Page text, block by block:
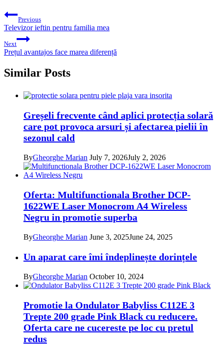
Post
navigation
Previous
Televizor ieftin pentru familia mea
Next
Prețul avantajos face marea diferență
Similar Posts
Greșeli frecvente când aplici protecția solară
care pot provoca arsuri și afectarea pielii în
sezonul cald
ByGheorghe Marian July 7, 2026July 2, 2026
Oferta: Multifunctionala Brother DCP-
1622WE Laser Monocrom A4 Wireless
Negru in promotie superba
ByGheorghe Marian June 3, 2025June 24, 2025
Un aparat care îmi îndeplinește dorințele
ByGheorghe Marian October 10, 2024
Promotie la Ondulator Babyliss C112E 3
Trepte 200 grade Pink Black cu reducere.
Oferta care ne cucereste pe loc cu pretul
redus